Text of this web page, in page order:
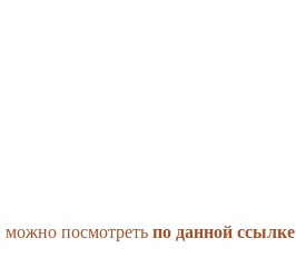
можно посмотреть по данной ссылке